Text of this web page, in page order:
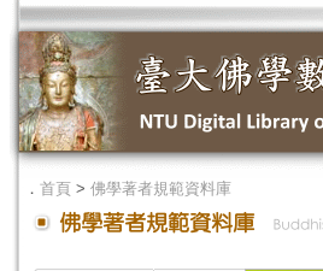
． 首頁 > 佛學著者規範資料庫